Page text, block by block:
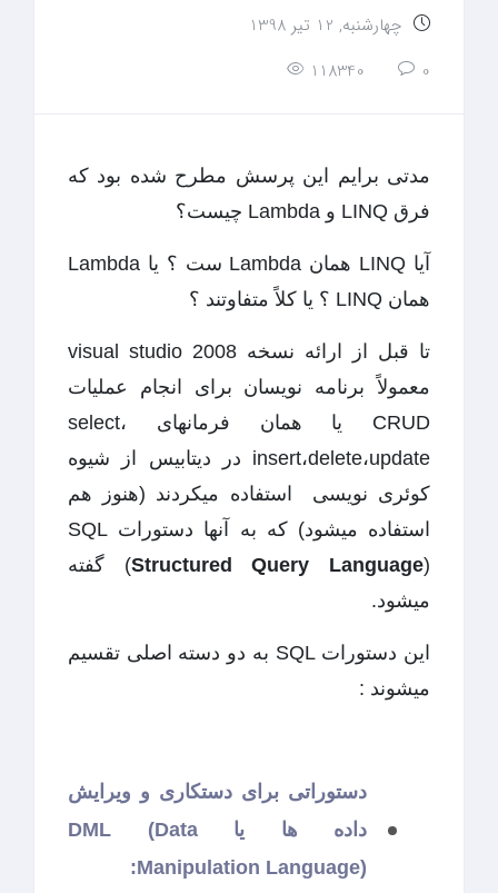
چهارشنبه, 12 تیر 1398
0
118340
مدتی برایم این پرسش مطرح شده بود که
فرق LINQ و Lambda چیست؟
آیا LINQ همان Lambda ست ؟ یا Lambda
همان LINQ ؟ یا کلاً متفاوتند ؟
تا قبل از ارائه نسخه visual studio 2008
معمولاً برنامه نویسان برای انجام عملیات
CRUD یا همان فرمانهای select،
insert،delete،update در دیتابیس از شیوه
کوئری نویسی استفاده میکردند (هنوز هم
استفاده میشود) که به آنها دستورات SQL
(Structured Query Language
) گفته
میشود.
این دستورات SQL به دو دسته اصلی تقسیم
میشوند :
دستوراتی برای دستکاری و ویرایش
داده ها یا DML (Data
Manipulation Language):